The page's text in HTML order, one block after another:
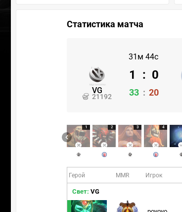
Статистика матча
31м 44с
VG
21192
1 : 0
33 : 20
1 2 3 4
Герой MMR Игрок
Свет: VG